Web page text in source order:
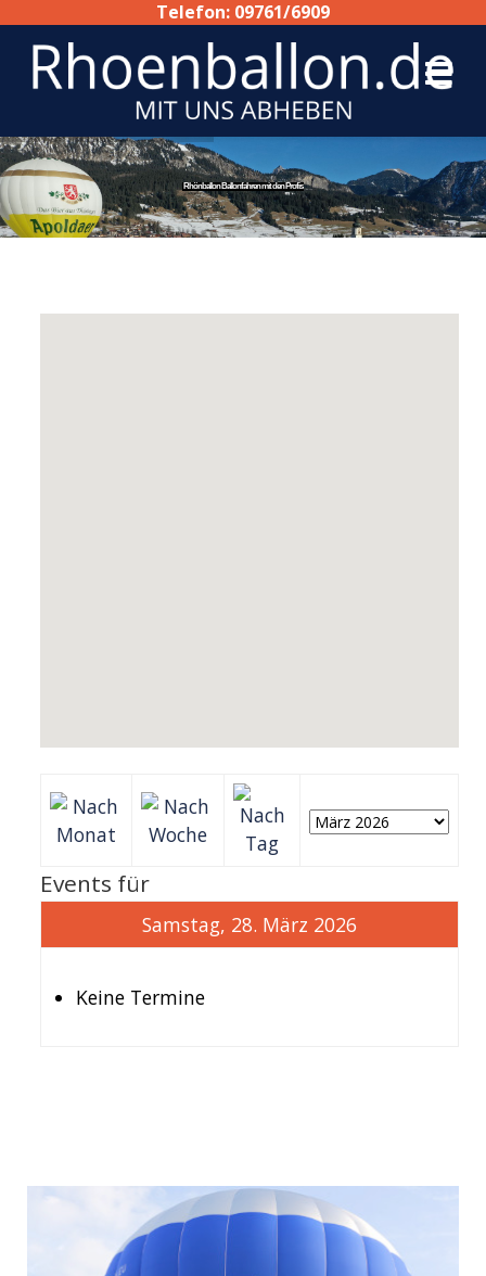
Telefon: 09761/6909
Rhönballon Ballonfahren mit den Profis
Events für
Samstag, 28. März 2026
Keine Termine